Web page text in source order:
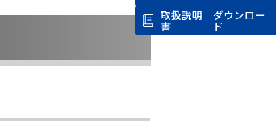
取扱説明
書
ダウンロー
ド